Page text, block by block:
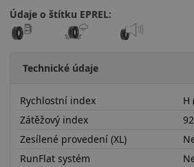
Údaje o štítku EPREL:
Technické údaje
Rychlostní index
H
Zátěžový index
Zesílené provedení (XL)
RunFlat systém